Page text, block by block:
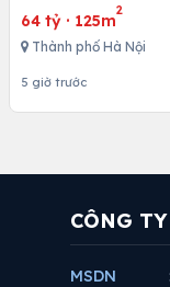
64 tỷ · 125m
2
Thành phố Hà Nội
5 giờ trước
CÔNG
MSDN